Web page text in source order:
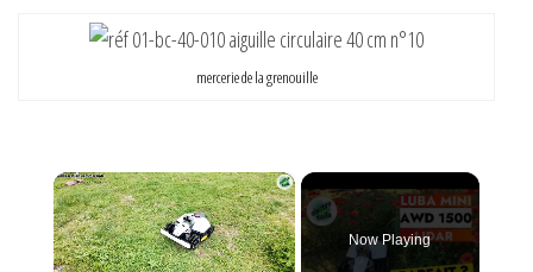
mercerie de la grenouille
×
Now Playing